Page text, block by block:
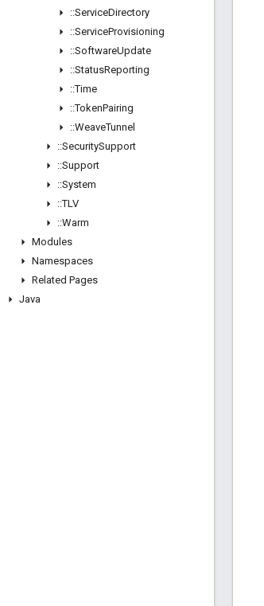
::ServiceDirectory
::ServiceProvisioning
::SoftwareUpdate
::StatusReporting
::Time
::TokenPairing
::WeaveTunnel
::SecuritySupport
::Support
::System
::TLV
::Warm
Modules
Namespaces
Related Pages
Java